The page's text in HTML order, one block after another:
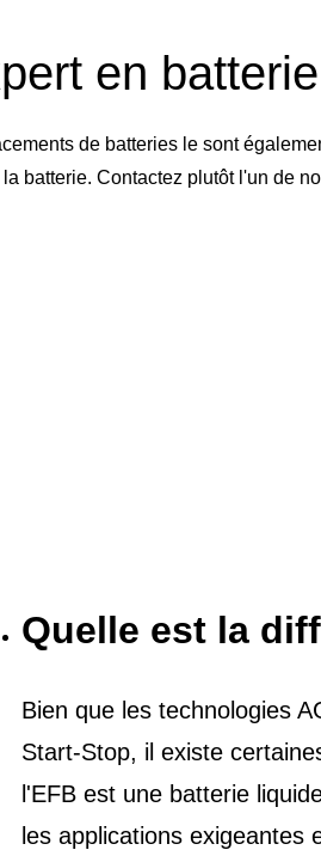
en
de batteries le sont
batterie. Contactez plutôt l'un de
Quelle est la
Bien que les technologies
Start-Stop, il existe
l'EFB est une batterie
les applications exigeantes